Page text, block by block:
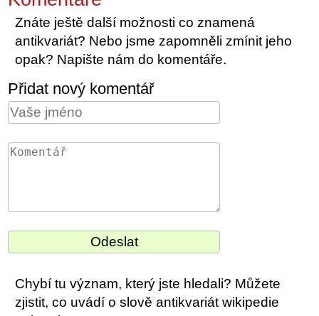
Znáte ještě další možnosti co znamená
antikvariát? Nebo jsme zapomněli zmínit jeho
opak? Napište nám do komentáře.
Přidat nový komentář
Chybí tu význam, který jste hledali? Můžete
zjistit, co uvádí o slově antikvariát wikipedie